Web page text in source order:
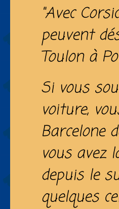
"Avec
peuvent
Toulon à
Si vous
voiture,
Barcelone
vous avez
depuis le
quelques